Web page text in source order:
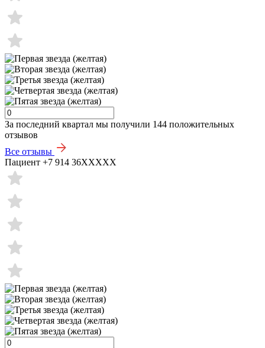
За последний квартал мы получили 144 положительных
отзывов
Все отзывы
Пациент +7 914 36XXXXX